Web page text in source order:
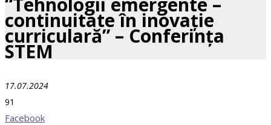
continuitate în inovație
curriculară” – Conferința
STEM
17.07.2024
91
Facebook